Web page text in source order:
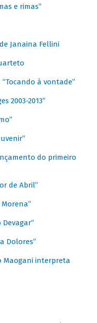
e rimas”
Janaina Fellini
à vontade”
2003-2013”
do primeiro
de Abril”
Dolores”
Maogani interpreta